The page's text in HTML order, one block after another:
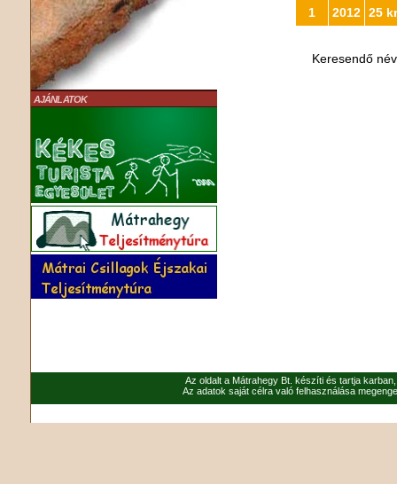
AJÁNLATOK
1 2012 25
Keresendő
Az oldalt a Mátrahegy Bt. készíti és tartja
Az adatok saját célra való felhasználása